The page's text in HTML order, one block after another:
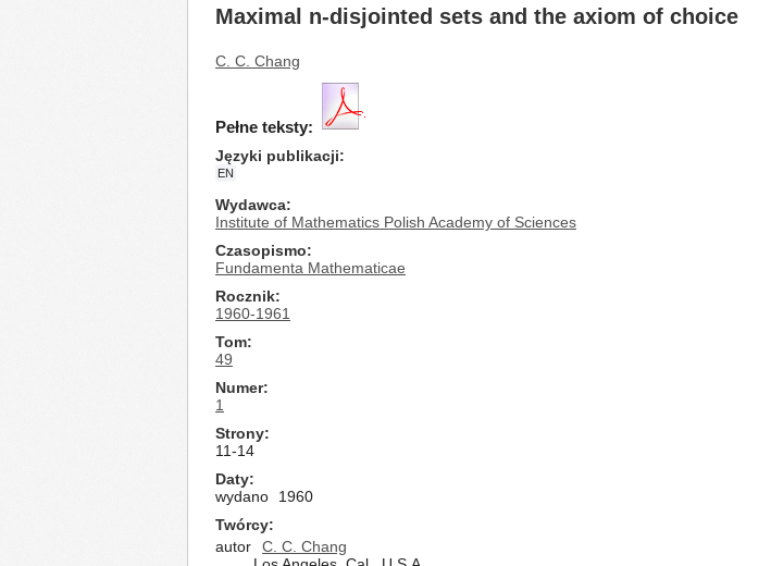
Maximal n-disjointed sets and the axiom of choice
C. C. Chang
Pełne teksty:
Języki publikacji
EN
Wydawca
Institute of Mathematics Polish Academy of Sciences
Czasopismo
Fundamenta Mathematicae
Rocznik
1960-1961
Tom
49
Numer
1
Strony
11-14
Daty
wydano
1960
Twórcy
autor
C. C. Chang